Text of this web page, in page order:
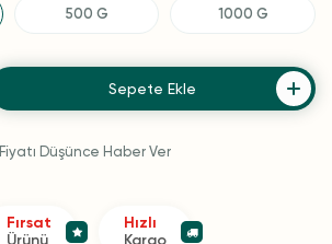
500 G 1000 G
Sepete Ekle
Fiyatı Düşünce Haber Ver
Fırsat
Hızlı